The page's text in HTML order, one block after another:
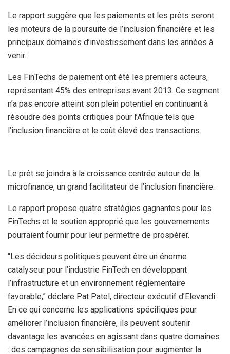
Le rapport suggère que les paiements et les prêts seront
les moteurs de la poursuite de l’inclusion financière et les
principaux domaines d’investissement dans les années à
venir.
Les FinTechs de paiement ont été les premiers acteurs,
représentant 45% des entreprises avant 2013. Ce segment
n’a pas encore atteint son plein potentiel en continuant à
résoudre des points critiques pour l’Afrique tels que
l’inclusion financière et le coût élevé des transactions.
Le prêt se joindra à la croissance centrée autour de la
microfinance, un grand facilitateur de l’inclusion financière.
Le rapport propose quatre stratégies gagnantes pour les
FinTechs et le soutien approprié que les gouvernements
pourraient fournir pour leur permettre de prospérer.
“Les décideurs politiques peuvent être un énorme
catalyseur pour l’industrie FinTech en développant
l’infrastructure et un environnement réglementaire
favorable,” déclare Pat Patel, directeur exécutif d’Elevandi.
En ce qui concerne les applications spécifiques pour
améliorer l’inclusion financière, ils peuvent soutenir
davantage les avancées en agissant dans quatre domaines
: des campagnes de sensibilisation pour augmenter la